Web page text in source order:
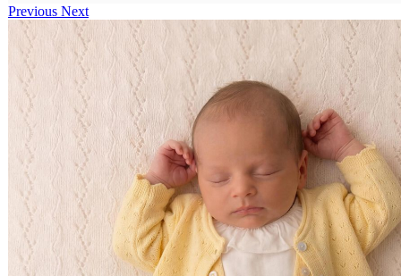
Previous Next